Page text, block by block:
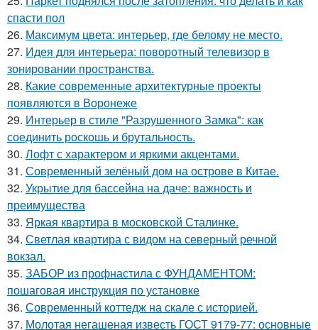
спасти пол
26. Максимум цвета: интерьер, где белому не место.
27. Идея для интерьера: поворотный телевизор в
зонировании пространства.
28. Какие современные архитектурные проекты
появляются в Воронеже
29. Интерьер в стиле "Разрушенного Замка": как
соединить роскошь и брутальность.
30. Лофт с характером и яркими акцентами.
31. Современный зелёный дом на острове в Китае.
32. Укрытие для бассейна на даче: важность и
преимущества
33. Яркая квартира в московской Сталинке.
34. Светлая квартира с видом на северный речной
вокзал.
35. ЗАБОР из профнастила с ФУНДАМЕНТОМ:
пошаговая инструкция по установке
36. Современный коттедж на скале с историей.
37. Молотая негашеная известь ГОСТ 9179-77: основные